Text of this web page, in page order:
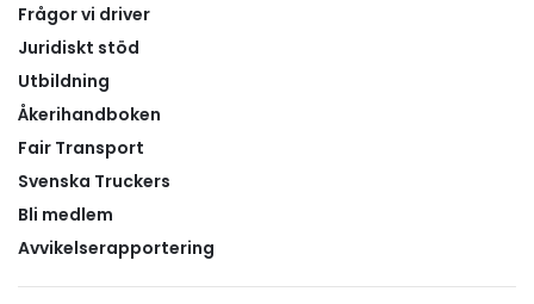
Frågor vi driver
Juridiskt stöd
Utbildning
Åkerihandboken
Fair Transport
Svenska Truckers
Bli medlem
Avvikelserapportering